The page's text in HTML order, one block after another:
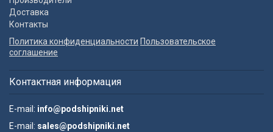
Доставка
Контакты
Политика конфиденциальности Пользовательское
соглашение
Контактная информация
E-mail: info@podshipniki.net
E-mail: sales@podshipniki.net